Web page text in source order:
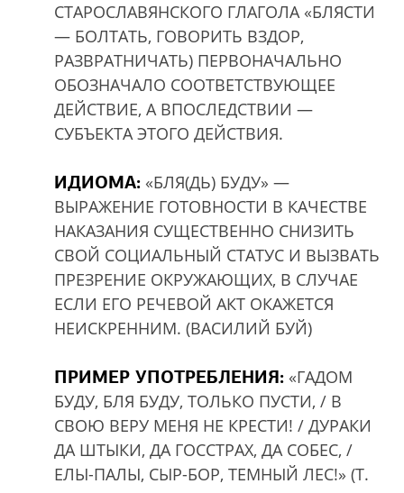
СТАРОСЛАВЯНСКОГО ГЛАГОЛА «БЛЯСТИ
— БОЛТАТЬ, ГОВОРИТЬ ВЗДОР,
РАЗВРАТНИЧАТЬ) ПЕРВОНАЧАЛЬНО
ОБОЗНАЧАЛО СООТВЕТСТВУЮЩЕЕ
ДЕЙСТВИЕ, А ВПОСЛЕДСТВИИ —
СУБЪЕКТА ЭТОГО ДЕЙСТВИЯ.
ИДИОМА: «БЛЯ(ДЬ) БУДУ» —
ВЫРАЖЕНИЕ ГОТОВНОСТИ В КАЧЕСТВЕ
НАКАЗАНИЯ СУЩЕСТВЕННО СНИЗИТЬ
СВОЙ СОЦИАЛЬНЫЙ СТАТУС И ВЫЗВАТЬ
ПРЕЗРЕНИЕ ОКРУЖАЮЩИХ, В СЛУЧАЕ
ЕСЛИ ЕГО РЕЧЕВОЙ АКТ ОКАЖЕТСЯ
НЕИСКРЕННИМ. (ВАСИЛИЙ БУЙ)
ПРИМЕР УПОТРЕБЛЕНИЯ: «ГАДОМ
БУДУ, БЛЯ БУДУ, ТОЛЬКО ПУСТИ, / В
СВОЮ ВЕРУ МЕНЯ НЕ КРЕСТИ! / ДУРАКИ
ДА ШТЫКИ, ДА ГОССТРАХ, ДА СОБЕС, /
ЕЛЫ-ПАЛЫ, СЫР-БОР, ТЕМНЫЙ ЛЕС!» (Т.